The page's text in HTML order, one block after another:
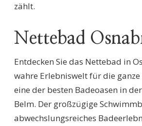
zählt.
Nettebad
Entdecken Sie das Nettebad in
wahre Erlebniswelt für die
eine der besten Badeoasen in
Belm. Der großzügige
abwechslungsreiches